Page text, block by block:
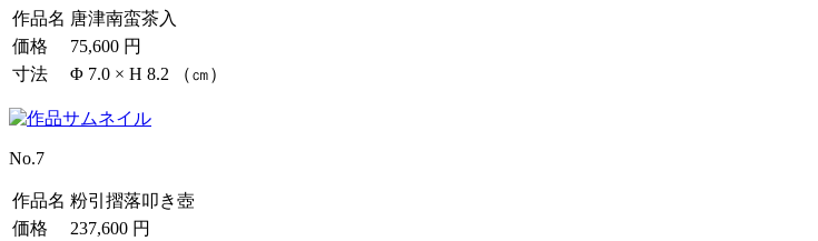
作品名 唐津南蛮茶入
価格
75,600 円
寸法
Φ 7.0 × H 8.2 （㎝）
No.7
作品名 粉引摺落叩き壺
価格
237,600 円